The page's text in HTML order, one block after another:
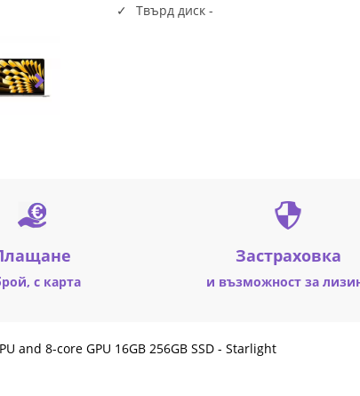
Твърд диск -
с карта
Застраховка
и възможност за
and 8-core GPU 16GB 256GB SSD - Starlight